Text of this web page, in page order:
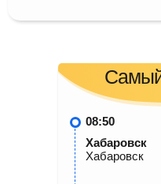
08:50
Хабаровск
Хабаровск